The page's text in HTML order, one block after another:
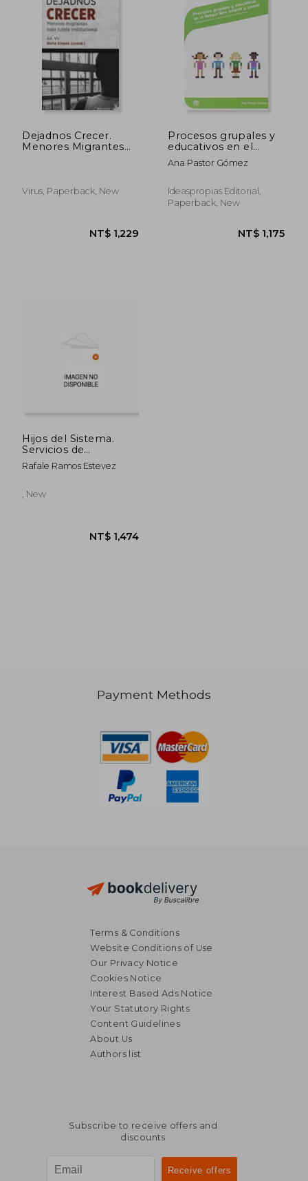
Dejadnos Crecer.
Menores Migrantes
Virus, Paperback, New
NT$ 1,229
Procesos grupales y
educativos en el
tiempo libre infantil y
juvenil: Intervención
realización de
actividades de ocio
Ana Pastor Gómez
Ideaspropias Editorial,
Paperback, New
Hijos del Sistema.
Servicios de
Proteccion de
Menores
Rafale Ramos Estevez
, New
Payment Methods
Terms & Conditions
Website Conditions of Use
Our Privacy Notice
Cookies Notice
Interest Based Ads Notice
Your Statutory Rights
Content Guidelines
About Us
Authors list
Subscribe to receive offers and
discounts